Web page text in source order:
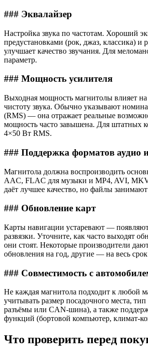
### Эквалайзер
Настройка звука по частотам. Хороший
предустановками (рок, джаз, классика) и
улучшает качество звучания. Для
параметр.
### Мощность усилителя
Выходная мощность магнитолы влияет на
чистоту звука. Обычно указывают
(RMS) — она отражает реальные
мощность часто завышена. Для штатных
4×50 Вт RMS.
### Поддержка форматов аудио
Магнитола должна воспроизводить
AAC, FLAC для музыки и MP4, AVI,
даёт лучшее качество, но файлы
### Обновление карт
Карты навигации устаревают —
развязки. Уточните, как часто выходят
они стоят. Некоторые производители
обновления на год, другие — на весь
### Совместимость с
Не каждая магнитола подходит к любой
учитывать размер посадочного места,
разъёмы или CAN-шина), а также
функций (бортовой компьютер, климат-
Что проверить перед